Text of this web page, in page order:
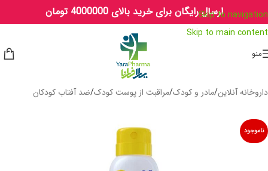
Skip to navigation
Skip to main content
ارسال رایگان برای خرید بالای 4000000 تومان
منو
داروخانه آنلاین/مادر و کودک/مراقبت از پوست کودک/ضد آفتاب کودکان
ناموجود